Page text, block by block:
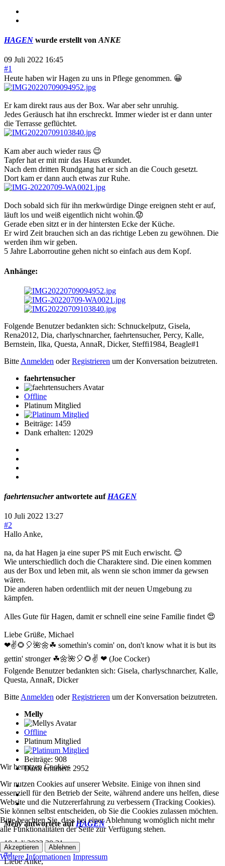
HAGEN wurde erstellt von ANKE
09 Juli 2022 16:45
#1
Heute haben wir Hagen zu uns in Pflege genommen. 😀
Er kam direkt raus aus der Box. War aber sehr unruhig.
Jedes Geräusch hat ihn erschreckt. Immer wieder ist er dann unter
die Terrasse geflüchtet.
Kam aber auch wieder raus 😉
Tapfer hat er mit mir das Haus erkundet.
Nach dem dritten Rundgang hat er sich an die Couch gesetzt.
Dort kam er dann auch etwas zur Ruhe.
Doch sobald sich für ihn merkwürdige Dinge ereignen steht er auf,
läuft los und weiß eigentlich nicht wohin.😟
Gerade eben sitzt er in der hintersten Ecke der Küche.
Er wird Zeit brauchen sich an das richtige Leben zu gewöhnen. Die
werden ihm wir geben.
5 Jahre Laborroutine gehen nicht so einfach aus dem Kopf.
Anhänge:
Folgende Benutzer bedankten sich: Schnuckelputz, Gisela,
Rena2012, Dia, charlyschnarcher, faehrtensucher, Percy, Kalle,
Bernstein, Ilka, Questa, AnnaR, Dicker, Steffi1984, Beagle#1
Bitte Anmelden oderRegistrieren um der Konversation beizutreten.
faehrtensucher
Offline
Platinum Mitglied
Beiträge: 1459
Dank erhalten: 12029
faehrtensucherantwortete auf HAGEN
10 Juli 2022 13:27
#2
Hallo Anke,
na, da hat Hagen ja eine super PS mit Euch erwischt. 😊
Wie unterschiedlich doch die Charaktere sind. Die einen kommen
aus der Box und leben mit, als wenn sie schon immer da gewsen
wären.
Die anderen haben ordentliich mit der neuen Umgebung zu
kämpfen.
Alles Gute für Hagen, damit er schnell eine seine Familie findet 😍
Liebe Grüße, Michael
❤✌🌻🎈🌺🌼☘ somethin's comin' on, don't know what it is but its
gettin' stronger ☘🌼🌺🎈🌻✌ ❤ (Joe Cocker)
Folgende Benutzer bedankten sich: Gisela, charlyschnarcher, Kalle,
Questa, AnnaR, Dicker
BitteAnmelden oderRegistrieren um der Konversation beizutreten.
Melly
Offline
Platinum Mitglied
Beiträge: 908
Dank erhalten: 2952
Mellyantwortete aufHAGEN
10 Juli 2022 20:31
#3
Liebe Anke,
Wir benutzen Cookies
Wir nutzen Cookies auf unserer Website. Einige von ihnen sind
essenziell für den Betrieb der Seite, während andere uns helfen, diese
Website und die Nutzererfahrung zu verbessern (Tracking Cookies).
Sie können selbst entscheiden, ob Sie die Cookies zulassen möchten.
Bitte beachten Sie, dass bei einer Ablehnung womöglich nicht mehr
alle Funktionalitäten der Seite zur Verfügung stehen.
Akzeptieren Ablehnen
Weitere Informationen Impressum